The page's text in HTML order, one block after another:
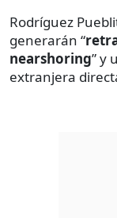
Rodríguez
generarán “
nearshoring” y
extranjera